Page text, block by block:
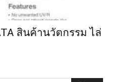
สินค้านวัตกรรม ไล่